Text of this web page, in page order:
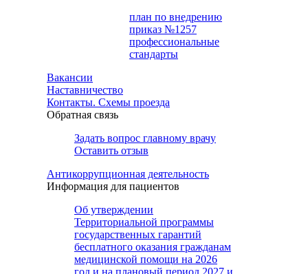
план по внедрению
приказ №1257
профессиональные
стандарты
Вакансии
Наставничество
Контакты. Схемы проезда
Обратная связь
Задать вопрос главному врачу
Оставить отзыв
Антикоррупционная деятельность
Информация для пациентов
Об утверждении
Территориальной программы
государственных гарантий
бесплатного оказания гражданам
медицинской помощи на 2026
год и на плановый период 2027 и